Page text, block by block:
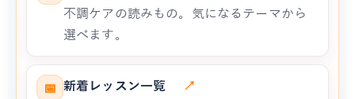
不調ケアの読みもの。気になるテーマから
選べます。
📅 新着レッスン一覧
↗